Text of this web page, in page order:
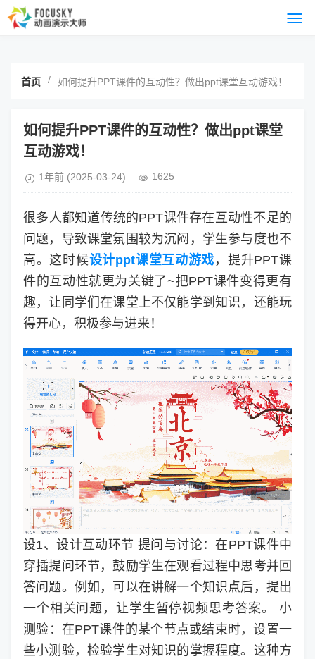
首页 / 如何提升PPT课件的互动性？做出ppt课堂互动游戏！
如何提升PPT课件的互动性？做出ppt课堂
互动游戏！
1年前 (2025-03-24) 1625
很多人都知道传统的PPT课件存在互动性不足的
问题，导致课堂氛围较为沉闷，学生参与度也不
高。这时候设计ppt课堂互动游戏 ，提升PPT课
件的互动性就更为关键了~把PPT课件变得更有
趣，让同学们在课堂上不仅能学到知识，还能玩
得开心，积极参与进来！
设1、设计互动环节 提问与讨论：在PPT课件中
穿插提问环节，鼓励学生在观看过程中思考并回
答问题。例如，可以在讲解一个知识点后，提出
一个相关问题，让学生暂停视频思考答案。 小
测验：在PPT课件的某个节点或结束时，设置一
些小测验，检验学生对知识的掌握程度。这种方